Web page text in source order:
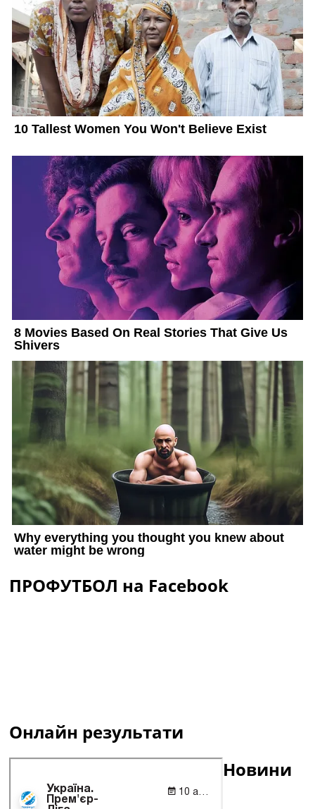
ПРОФУТБОЛ на Facebook
Онлайн результати
Новини